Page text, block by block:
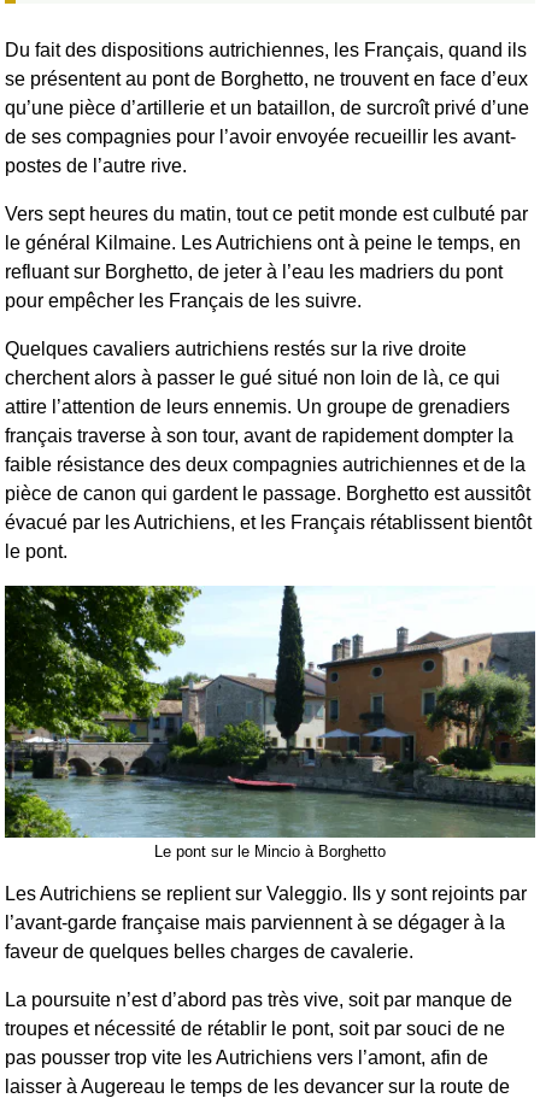
Du fait des dispositions autrichiennes, les Français, quand ils
se présentent au pont de Borghetto, ne trouvent en face d’eux
qu’une pièce d’artillerie et un bataillon, de surcroît privé d’une
de ses compagnies pour l’avoir envoyée recueillir les avant-
postes de l’autre rive.
Vers sept heures du matin, tout ce petit monde est culbuté par
le général Kilmaine. Les Autrichiens ont à peine le temps, en
refluant sur Borghetto, de jeter à l’eau les madriers du pont
pour empêcher les Français de les suivre.
Quelques cavaliers autrichiens restés sur la rive droite
cherchent alors à passer le gué situé non loin de là, ce qui
attire l’attention de leurs ennemis. Un groupe de grenadiers
français traverse à son tour, avant de rapidement dompter la
faible résistance des deux compagnies autrichiennes et de la
pièce de canon qui gardent le passage. Borghetto est aussitôt
évacué par les Autrichiens, et les Français rétablissent bientôt
le pont.
Le pont sur le Mincio à Borghetto
Les Autrichiens se replient sur Valeggio. Ils y sont rejoints par
l’avant-garde française mais parviennent à se dégager à la
faveur de quelques belles charges de cavalerie.
La poursuite n’est d’abord pas très vive, soit par manque de
troupes et nécessité de rétablir le pont, soit par souci de ne
pas pousser trop vite les Autrichiens vers l’amont, afin de
laisser à Augereau le temps de les devancer sur la route de